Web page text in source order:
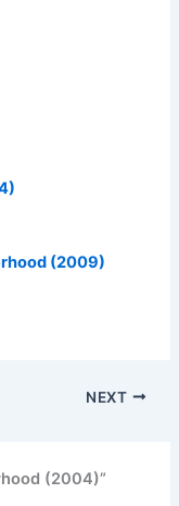
(2009)
NEXT
(2004)”